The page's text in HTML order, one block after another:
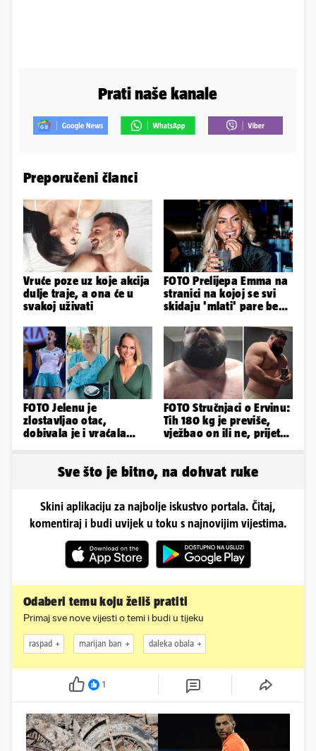
Prati naše kanale
Preporučeni članci
Vruće poze uz koje akcija
dulje traje, a ona će u
svakoj uživati
FOTO Prelijepa Emma na
stranici na kojoj se svi
skidaju 'mlati' pare bez
FOTO Jelenu je
zlostavljao otac,
dobivala je i vraćala
FOTO Stručnjaci o Ervinu:
Tih 180 kg je previše,
vježbao on ili ne, prijete
Sve što je bitno, na dohvat ruke
Skini aplikaciju za najbolje iskustvo portala. Čitaj,
komentiraj i budi uvijek u toku s najnovijim vijestima.
Odaberi temu koju želiš pratiti
Primaj sve nove vijesti o temi i budi u tijeku
raspad marijan ban daleka obala
1